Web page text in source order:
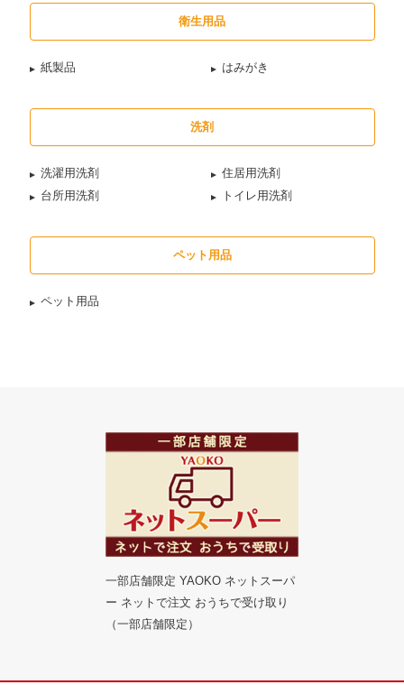
衛生用品
紙製品 はみがき
洗剤
洗濯用洗剤
住居用洗剤
台所用洗剤
トイレ用洗剤
ペット用品
ペット用品
一部店舗限定 YAOKO ネットスーパ
ー ネットで注文 おうちで受け取り
（一部店舗限定）